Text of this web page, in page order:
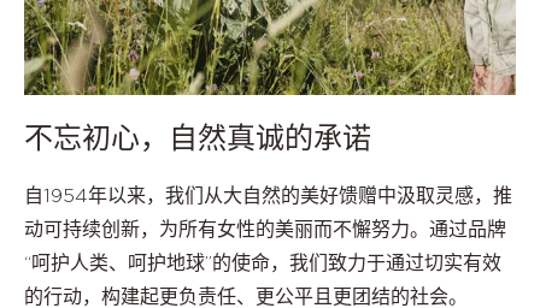
不忘初心，自然真诚的承诺
自1954年以来，我们从大自然的美好馈赠中汲取灵感，推
动可持续创新，为所有女性的美丽而不懈努力。通过品牌
“呵护人类、呵护地球”的使命，我们致力于通过切实有效
的行动，构建起更负责任、更公平且更团结的社会。